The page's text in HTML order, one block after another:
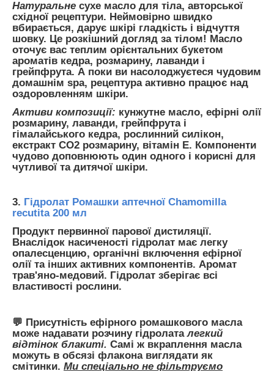
Натуральне сухе масло для тіла, авторської
східної рецептури. Неймовірно швидко
вбирається, дарує шкірі гладкість і відчуття
шовку. Це розкішний догляд за тілом! Масло
оточує вас теплим орієнтальних букетом
ароматів кедра, розмарину, лаванди і
грейпфрута. А поки ви насолоджуєтеся чудовим
домашнім spa, рецептура активно працює над
оздоровленням шкіри.
Активи композиції: кунжутне масло, ефірні олії
розмарину, лаванди, грейпфрута і
гімалайського кедра, рослинний силікон,
екстракт СО2 розмарину, вітамін Е. Компоненти
чудово доповнюють один одного і корисні для
чутливої та дитячої шкіри.
3. Гідролат Ромашки аптечної Chamomilla
recutita 200 мл
Продукт первинної парової дистиляції.
Внаслідок насиченості гідролат має легку
опалесценцию, органічні включення ефірної
олії та інших активних компонентів. Аромат
трав'яно-медовий. Гідролат зберігає всі
властивості рослини.
💬 Присутність ефірного ромашкового масла
може надавати розчину гідролаталегкий
відтінок блакиті. Самі ж вкраплення масла
можуть в обсязі флакона виглядати як
смітинки. Ми спеціально не фільтруємо